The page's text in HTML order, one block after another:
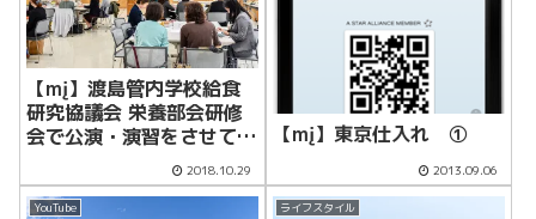
【mį】渡島管内学校給食
研究協議会 栄養部会研修
会で公演・演習をさせて頂
2018.10.29
【mį】東京仕入れ ①
2013.09.06
YouTube ライフスタイル